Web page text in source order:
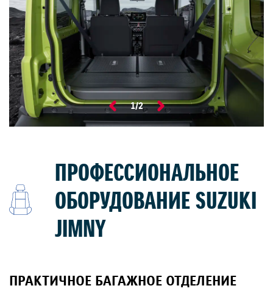
1/2
ПРОФЕССИОНАЛЬНОЕ
ОБОРУДОВАНИЕ SUZUKI
JIMNY
ПРАКТИЧНОЕ БАГАЖНОЕ ОТДЕЛЕНИЕ